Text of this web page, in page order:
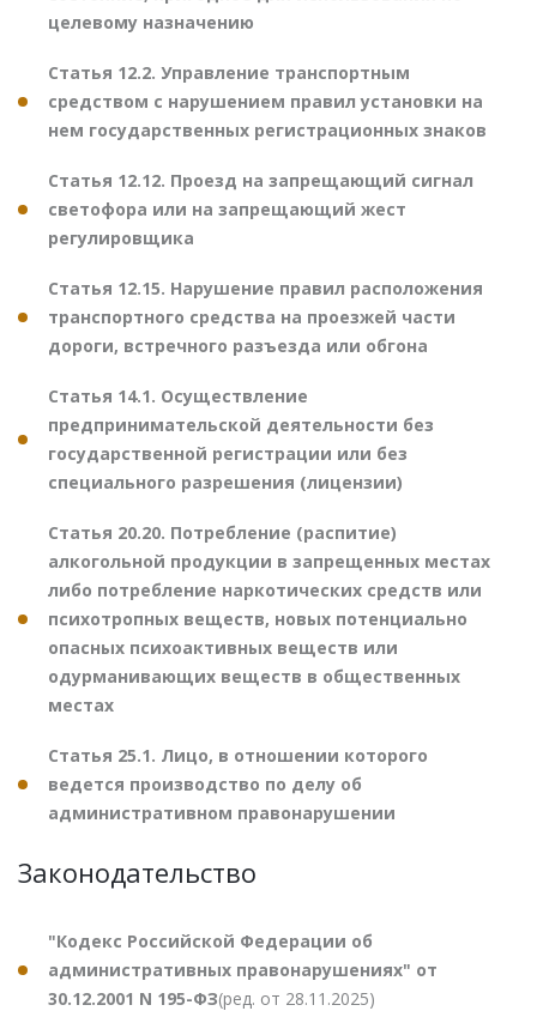
целевому назначению
Статья 12.2. Управление транспортным
средством с нарушением правил установки на
нем государственных регистрационных знаков
Статья 12.12. Проезд на запрещающий сигнал
светофора или на запрещающий жест
регулировщика
Статья 12.15. Нарушение правил расположения
транспортного средства на проезжей части
дороги, встречного разъезда или обгона
Статья 14.1. Осуществление
предпринимательской деятельности без
государственной регистрации или без
специального разрешения (лицензии)
Статья 20.20. Потребление (распитие)
алкогольной продукции в запрещенных местах
либо потребление наркотических средств или
психотропных веществ, новых потенциально
опасных психоактивных веществ или
одурманивающих веществ в общественных
местах
Статья 25.1. Лицо, в отношении которого
ведется производство по делу об
административном правонарушении
Законодательство
"Кодекс Российской Федерации об
административных правонарушениях" от
30.12.2001 N 195-ФЗ(ред. от 28.11.2025)